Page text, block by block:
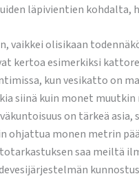
läpivientien kohdalta,
vaikkei olisikaan
kertoa esimerkiksi
kun vesikatto on
siinä kuin monet
on tärkeä
ohjattua monen metrin
saa meiltä